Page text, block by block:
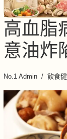
高血
意油炸
No.1 Admin 飲食